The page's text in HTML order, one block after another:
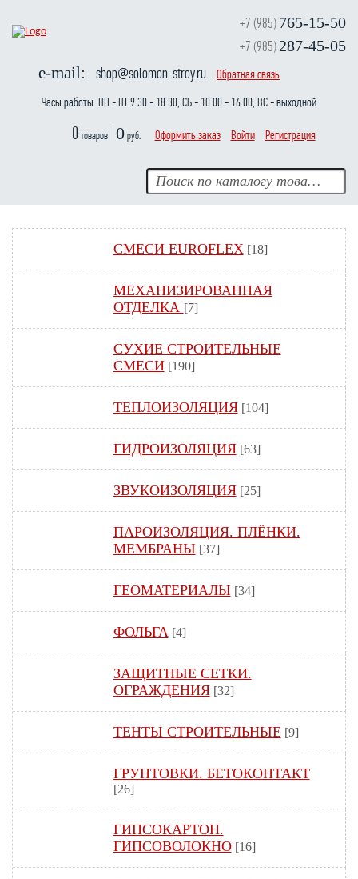
0 товаров 0руб. Оформить заказ Войти Регистрация
e-mail: shop@solomon-stroy.ru Обратная связь
+7 (985) 765-15-50
+7 (985) 287-45-05
Часы работы: ПН - ПТ 9:30 - 18:30 СБ - 10:00 - 16:00 ВС - выходной
СМЕСИ EUROFLEX [18]
МЕХАНИЗИРОВАННАЯ
ОТДЕЛКА [7]
СУХИЕ СТРОИТЕЛЬНЫЕ
СМЕСИ[190]
ТЕПЛОИЗОЛЯЦИЯ[104]
ГИДРОИЗОЛЯЦИЯ[63]
ЗВУКОИЗОЛЯЦИЯ[25]
ПАРОИЗОЛЯЦИЯ. ПЛЁНКИ.
МЕМБРАНЫ [37]
ГЕОМАТЕРИАЛЫ [34]
ФОЛЬГА [4]
ЗАЩИТНЫЕ СЕТКИ.
ОГРАЖДЕНИЯ[32]
ТЕНТЫ СТРОИТЕЛЬНЫЕ [9]
ГРУНТОВКИ. БЕТОКОНТАКТ
[26]
ГИПСОКАРТОН.
ГИПСОВОЛОКНО[16]